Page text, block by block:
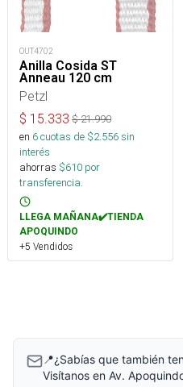
OUT4702
Anilla Cosida ST
Anneau 120 cm
Petzl
$ 15.333 $21.990
en 6cuotas de $2.556sin
interés
ahorras $610 por
transferencia.
LLEGA MAÑANA✔️TIENDA
APOQUINDO
+5 Vendidos
📍¿Sabías que también
Visítanos en Av.